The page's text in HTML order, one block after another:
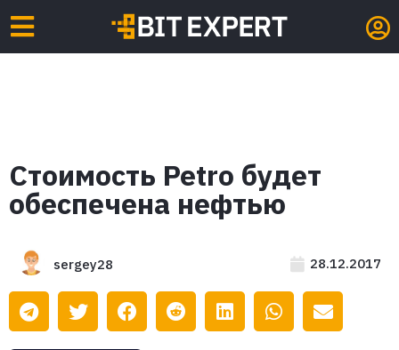
Стоимость Petro будет
обеспечена нефтью
sergey28 28.12.2017